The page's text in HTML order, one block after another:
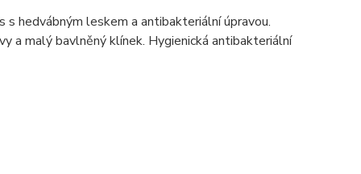
hedvábným leskem a antibakteriální úpravou.
a malý bavlněný klínek. Hygienická antibakteriální